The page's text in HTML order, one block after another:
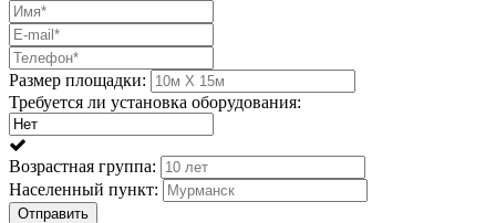
Размер площадки:
Требуется ли установка оборудования:
Возрастная группа:
Населенный пункт:
Отправить